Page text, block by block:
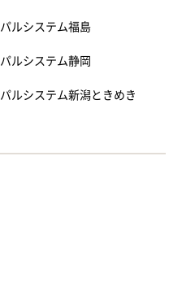
パルシステム福島
パルシステム静岡
パルシステム新潟ときめき